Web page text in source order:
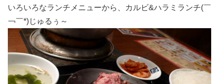
いろいろなランチメニューから、カルビ&ハラミランチ(￣
￢￣*)じゅるぅ～